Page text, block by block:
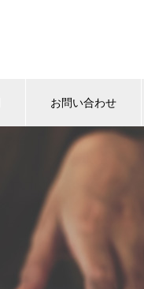
お問い合わせ